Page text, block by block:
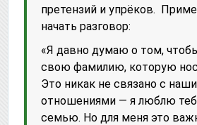
претензий и упрёков.
начать разговор:
«Я давно думаю о том,
свою фамилию, которую
Это никак не связано с
отношениями — я люблю
семью. Но для меня это